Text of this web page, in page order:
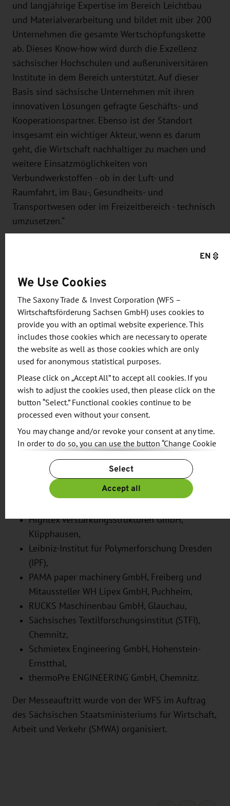
und langjährige Expertise im Bereich Leichtbau
und Materialverarbeitung und bildet mit über 200
Unternehmen die gesamte Wertschöpfungskette
ab. Dieses Know-how wird durch die Exzellenz
sächsischer Hochschulen und außeruniversitären
Institute in dem Bereich unterstützt. Auf dieser
Basis sind sächsische Unternehmen mit ihren
innovativen Lösungen gefragte Geschäfts- und
Kooperationspartner. Ebenso ist der Standort
insgesamt ein wichtiger Akteur, wenn es darum
geht, die Wirtschaft nachhaltiger zu machen und
weitere Einsatzmöglichkeiten von
Verbundwerkstoffen - ob in der Luft- und
Raumfahrt, im Bau-, Gesundheits- und
Transportwesen oder im Freizeitbereich - technisch
umzusetzen.“
Sächsische Aussteller auf der JEC
Gemeinschaftsstand unter dem Dach SAXONY!
vertreten:
Cetex Institut gGmbH, Chemnitz,
TU Chemnitz, Institut für Strukturleichtbau und
Kunststoffverarbeitung,
TU Chemnitz, Institut Textile Technologien,
TU Dresden, Institut für Textilmaschinen und
Textile Hochleistungswerkstofftechnik (ITM),
Elbe Flugzeugwerke GmbH (EFW), Dresden,
Fraunhofer Institut für Keramische
Technologien und Systeme IKTS, Dresden,
Fraunhofer Institut für Werkzeugmaschinen
und Umformtechnik IWU, Chemnitz,
Hightex Verstärkungsstrukturen GmbH,
Klipphausen,
Leibniz-Institut für Polymerforschung Dresden
(IPF),
PAMA paper machinery GmbH, Freiberg und
Mitaussteller WH Lipex GmbH, Puchheim,
RUCKS Maschinenbau GmbH, Glauchau,
Sächsisches Textilforschungsinstitut (STFI),
Chemnitz,
Schmietex Engineering GmbH, Hohenstein-
Ernstthal,
thermoPre ENGINEERING GmbH, Chemnitz.
Der Messeauftritt wurde von der WFS im Auftrag
des Sächsischen Staatsministeriums für Wirtschaft,
Arbeit und Verkehr (SMWA) organisiert.
EN
We Use Cookies
The Saxony Trade & Invest Corporation (WFS –
Wirtschaftsförderung Sachsen GmbH) uses cookies to
provide you with an optimal website experience. This
includes those cookies which are necessary to operate
the website as well as those cookies which are only
used for anonymous statistical purposes.
Please click on „Accept All” to accept all cookies. If you
wish to adjust the cookies used, then please click on the
button “Select.” Functional cookies continue to be
processed even without your consent.
You may change and/or revoke your consent at any time.
In order to do so, you can use the button “Change Cookie
For more information, please see our
Privacy Policy.
Additional information can be found in our
Imprint
Select
Accept all